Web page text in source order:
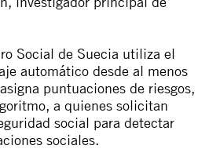
Social de Suecia utiliza el
automático desde al menos
puntuaciones de riesgos,
a quienes solicitan
social para detectar
sociales.